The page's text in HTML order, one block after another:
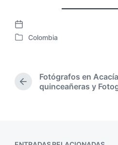
F
e
p
u
a
P
i
Colombia
E
Fotógrafos en
quinceañeras y